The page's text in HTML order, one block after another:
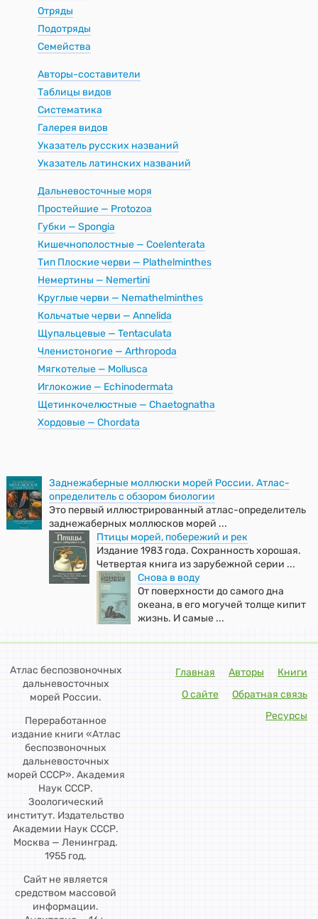
Отряды
Подотряды
Семейства
Авторы-составители
Таблицы видов
Систематика
Галерея видов
Указатель русских названий
Указатель латинских названий
Дальневосточные моря
Простейшие — Protozoa
Губки — Spongia
Кишечнополостные — Coelenterata
Тип Плоские черви — Plathelminthes
Немертины — Nemertini
Круглые черви — Nemathelminthes
Кольчатые черви — Annelida
Щупальцевые — Tentaculata
Членистоногие — Arthropoda
Мягкотелые — Mollusca
Иглокожие — Echinodermata
Щетинкочелюстные — Chaetognatha
Хордовые — Chordata
Заднежаберные моллюски морей России. Атлас-
определитель с обзором биологии
Это первый иллюстрированный атлас-определитель
заднежаберных моллюсков морей ...
Птицы морей, побережий и рек
Издание 1983 года. Сохранность хорошая.
Четвертая книга из зарубежной серии ...
Снова в воду
От поверхности до самого дна
океана, в его могучей толще кипит
жизнь. И самые ...
Атлас беспозвоночных
дальневосточных
морей России.
Переработанное
издание книги «Атлас
беспозвоночных
дальневосточных
морей СССР». Академия
Наук СССР.
Зоологический
институт. Издательство
Академии Наук СССР.
Москва — Ленинград.
1955 год.
Сайт не является
средством массовой
информации.
Главная Авторы
Книги
О сайте
Обратная связь
Ресурсы